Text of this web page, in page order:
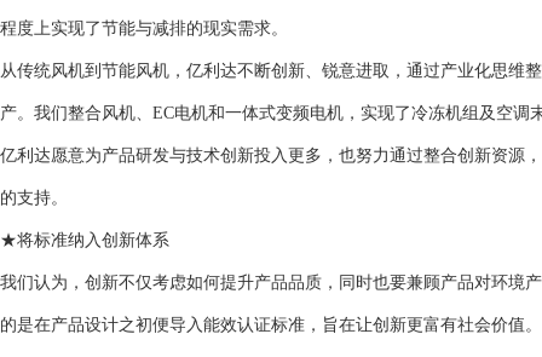
程度上实现了节能与减排的现实需求。
从传统风机到节能风机，亿利达不断创新、锐意进取，通过产业化思维
产。我们整合风机、EC电机和一体式变频电机，实现了冷冻机组及空调
亿利达愿意为产品研发与技术创新投入更多，也努力通过整合创新资源
的支持。
★将标准纳入创新体系
我们认为，创新不仅考虑如何提升产品品质，同时也要兼顾产品对环境
的是在产品设计之初便导入能效认证标准，旨在让创新更富有社会价值。